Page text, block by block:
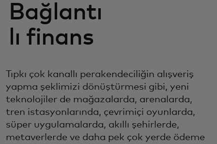
Bağlantı
lı finans
Tıpkı çok kanallı perakendeciliğin alışveriş
yapma şeklimizi dönüştürmesi gibi, yeni
teknolojiler de mağazalarda, arenalarda,
tren istasyonlarında, çevrimiçi oyunlarda,
süper uygulamalarda, akıllı şehirlerde,
metaverlerde ve daha pek çok yerde ödeme